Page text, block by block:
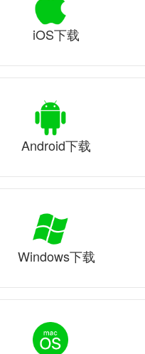
iOS下载
Android下载
Windows下载